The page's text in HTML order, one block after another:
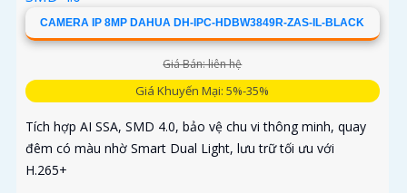
CAMERA IP 8MP DAHUA DH-IPC-HDBW3849R-ZAS-IL-BLACK
Giá Bán: liên hệ
Giá Khuyến Mại: 5%-35%
Tích hợp AI SSA, SMD 4.0, bảo vệ chu vi thông minh, quay
đêm có màu nhờ Smart Dual Light, lưu trữ tối ưu với
H.265+